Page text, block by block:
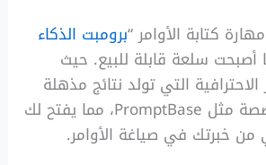
كتابة الأوامر “برومبت الذكاء
أصبحت سلعة قابلة للبيع. حيث
التي تولد نتائج مذهلة
على منصات متخصصة مثل PromptBase، مما يفتح لك
خبرتك في صياغة الأوامر.